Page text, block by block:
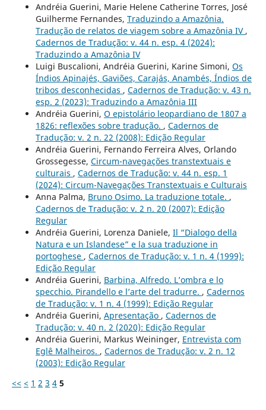
Andréia Guerini, Marie Helene Catherine Torres, José
Guilherme Fernandes, Traduzindo a Amazônia.
Tradução de relatos de viagem sobre a Amazônia IV ,
Cadernos de Tradução: v. 44 n. esp. 4 (2024):
Traduzindo a Amazônia IV
Luigi Buscalioni, Andréia Guerini, Karine Simoni, Os
Índios Apinajés, Gaviões, Carajás, Anambés, Índios de
tribos desconhecidas , Cadernos de Tradução: v. 43 n.
esp. 2 (2023): Traduzindo a Amazônia III
Andréia Guerini, O epistolário leopardiano de 1807 a
1826: reflexões sobre tradução. , Cadernos de
Tradução: v. 2 n. 22 (2008): Edição Regular
Andréia Guerini, Fernando Ferreira Alves, Orlando
Grossegesse, Circum-navegações transtextuais e
culturais , Cadernos de Tradução: v. 44 n. esp. 1
(2024): Circum-Navegações Transtextuais e Culturais
Anna Palma, Bruno Osimo. La traduzione totale. ,
Cadernos de Tradução: v. 2 n. 20 (2007): Edição
Regular
Andréia Guerini, Lorenza Daniele, Il “Dialogo della
Natura e un Islandese” e la sua traduzione in
portoghese , Cadernos de Tradução: v. 1 n. 4 (1999):
Edição Regular
Andréia Guerini, Barbina, Alfredo. L’ombra e lo
specchio. Pirandello e l’arte del tradurre. , Cadernos
de Tradução: v. 1 n. 4 (1999): Edição Regular
Andréia Guerini, Apresentação , Cadernos de
Tradução: v. 40 n. 2 (2020): Edição Regular
Andréia Guerini, Markus Weininger, Entrevista com
Eglê Malheiros. , Cadernos de Tradução: v. 2 n. 12
(2003): Edição Regular
<< < 1 2 3 4 5